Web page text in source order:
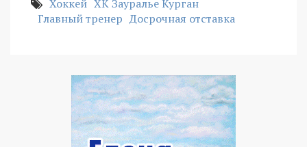
Хоккей ХК Зауралье Курган
Главный тренер Досрочная отставка